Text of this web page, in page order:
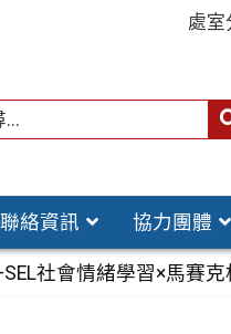
處室
聯絡資訊 協力團體
社會情緒學習×馬賽克